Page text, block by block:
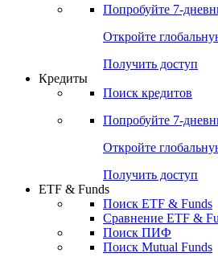
Поиск акций
Российские IPO/SPO
Попробуйте7-
Откройте
Получить доступ
Поиск кредитов
Попробуйте7-
Откройте
Получить доступ
ETF & Funds